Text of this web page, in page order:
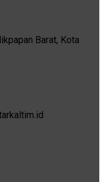
Barat, Kota